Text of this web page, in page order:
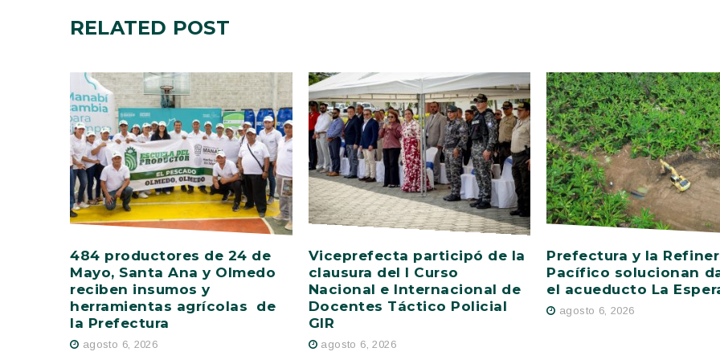
RELATED POST
484 productores de 24 de
Mayo, Santa Ana y Olmedo
reciben insumos y
herramientas agrícolas de
la Prefectura
agosto 6, 2026
Viceprefecta participó de la
clausura del I Curso
Nacional e Internacional de
Docentes Táctico Policial
GIR
agosto 6, 2026
Prefectura y la
Pacífico solucionan
el acueducto La
agosto 6, 2026